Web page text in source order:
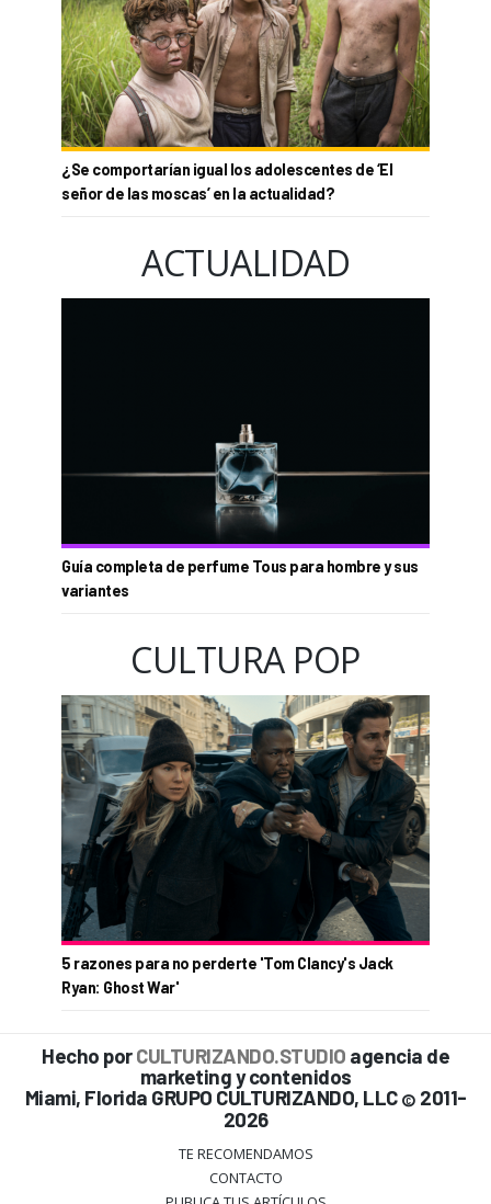
¿Se comportarían igual los adolescentes de ‘El
señor de las moscas’ en la actualidad?
ACTUALIDAD
Guía completa de perfume Tous para hombre y sus
variantes
CULTURA POP
5 razones para no perderte 'Tom Clancy's Jack
Ryan: Ghost War'
Hecho porCULTURIZANDO.STUDIO agencia de
marketing y contenidos
Miami, Florida GRUPO CULTURIZANDO, LLC © 2011-
2026
TE RECOMENDAMOS
CONTACTO